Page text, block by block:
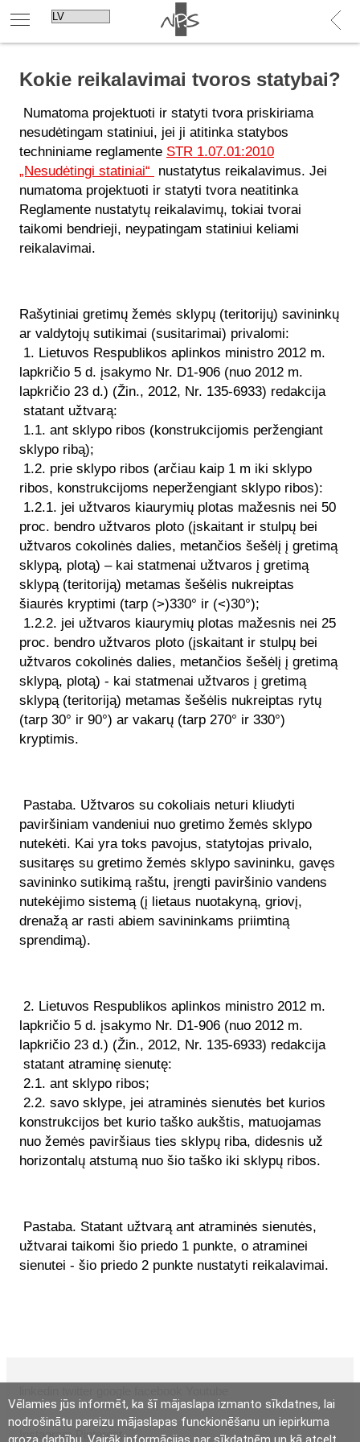
Vēlamies jūs informēt, ka šī mājaslapa izmanto sīkdatnes, lai
nodrošinātu pareizu mājaslapas funckionēšanu un iepirkuma
Kokie reikalavimai tvoros statybai?
Numatoma projektuoti ir statyti tvora priskiriama
nesudėtingam statiniui, jei ji atitinka statybos
techniniame reglamente STR 1.07.01:2010
„Nesudėtingi statiniai“
nustatytus reikalavimus. Jei
numatoma projektuoti ir statyti tvora neatitinka
Reglamente nustatytų reikalavimų, tokiai tvorai
taikomi bendrieji, neypatingam statiniui keliami
reikalavimai.
Rašytiniai gretimų žemės sklypų (teritorijų) savininkų
ar valdytojų sutikimai (susitarimai) privalomi:
1. Lietuvos Respublikos aplinkos ministro 2012 m.
lapkričio 5 d. įsakymo Nr. D1-906 (nuo 2012 m.
lapkričio 23 d.) (Žin., 2012, Nr. 135-6933) redakcija
statant užtvarą:
1.1. ant sklypo ribos (konstrukcijomis peržengiant
sklypo ribą);
1.2. prie sklypo ribos (arčiau kaip 1 m iki sklypo
ribos, konstrukcijoms neperžengiant sklypo ribos):
1.2.1. jei užtvaros kiaurymių plotas mažesnis nei 50
proc. bendro užtvaros ploto (įskaitant ir stulpų bei
užtvaros cokolinės dalies, metančios šešėlį į gretimą
sklypą, plotą) – kai statmenai užtvaros į gretimą
sklypą (teritoriją) metamas šešėlis nukreiptas
šiaurės kryptimi (tarp (>)330° ir (<)30°);
1.2.2. jei užtvaros kiaurymių plotas mažesnis nei 25
proc. bendro užtvaros ploto (įskaitant ir stulpų bei
užtvaros cokolinės dalies, metančios šešėlį į gretimą
sklypą, plotą) - kai statmenai užtvaros į gretimą
sklypą (teritoriją) metamas šešėlis nukreiptas rytų
(tarp 30° ir 90°) ar vakarų (tarp 270° ir 330°)
kryptimis.
Pastaba. Užtvaros su cokoliais neturi kliudyti
paviršiniam vandeniui nuo gretimo žemės sklypo
nutekėti. Kai yra toks pavojus, statytojas privalo,
susitaręs su gretimo žemės sklypo savininku, gavęs
savininko sutikimą raštu, įrengti paviršinio vandens
nutekėjimo sistemą (į lietaus nuotakyną, griovį,
drenažą ar rasti abiem savininkams priimtiną
sprendimą).
2. Lietuvos Respublikos aplinkos ministro 2012 m.
lapkričio 5 d. įsakymo Nr. D1-906 (nuo 2012 m.
lapkričio 23 d.) (Žin., 2012, Nr. 135-6933) redakcija
statant atraminę sienutę:
2.1. ant sklypo ribos;
2.2. savo sklype, jei atraminės sienutės bet kurios
konstrukcijos bet kurio taško aukštis, matuojamas
nuo žemės paviršiaus ties sklypų riba, didesnis už
horizontalų atstumą nuo šio taško iki sklypų ribos.
Pastaba. Statant užtvarą ant atraminės sienutės,
užtvarai taikomi šio priedo 1 punkte, o atraminei
sienutei - šio priedo 2 punkte nustatyti reikalavimai.
Instagram Pinterest